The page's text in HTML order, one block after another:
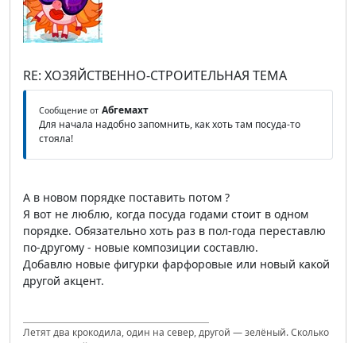
RE: ХОЗЯЙСТВЕННО-СТРОИТЕЛЬНАЯ ТЕМА
Сообщение от Абгемахт
Для начала надобно запомнить, как хоть там посуда-то
стояла!
А в новом порядке поставить потом ?
Я вот не люблю, когда посуда годами стоит в одном
порядке. Обязательно хоть раз в пол-года переставлю
по-другому - новые композиции составлю.
Добавлю новые фигурки фарфоровые или новый какой
другой акцент.
Летят два крокодила, один на север, другой — зелёный. Сколько